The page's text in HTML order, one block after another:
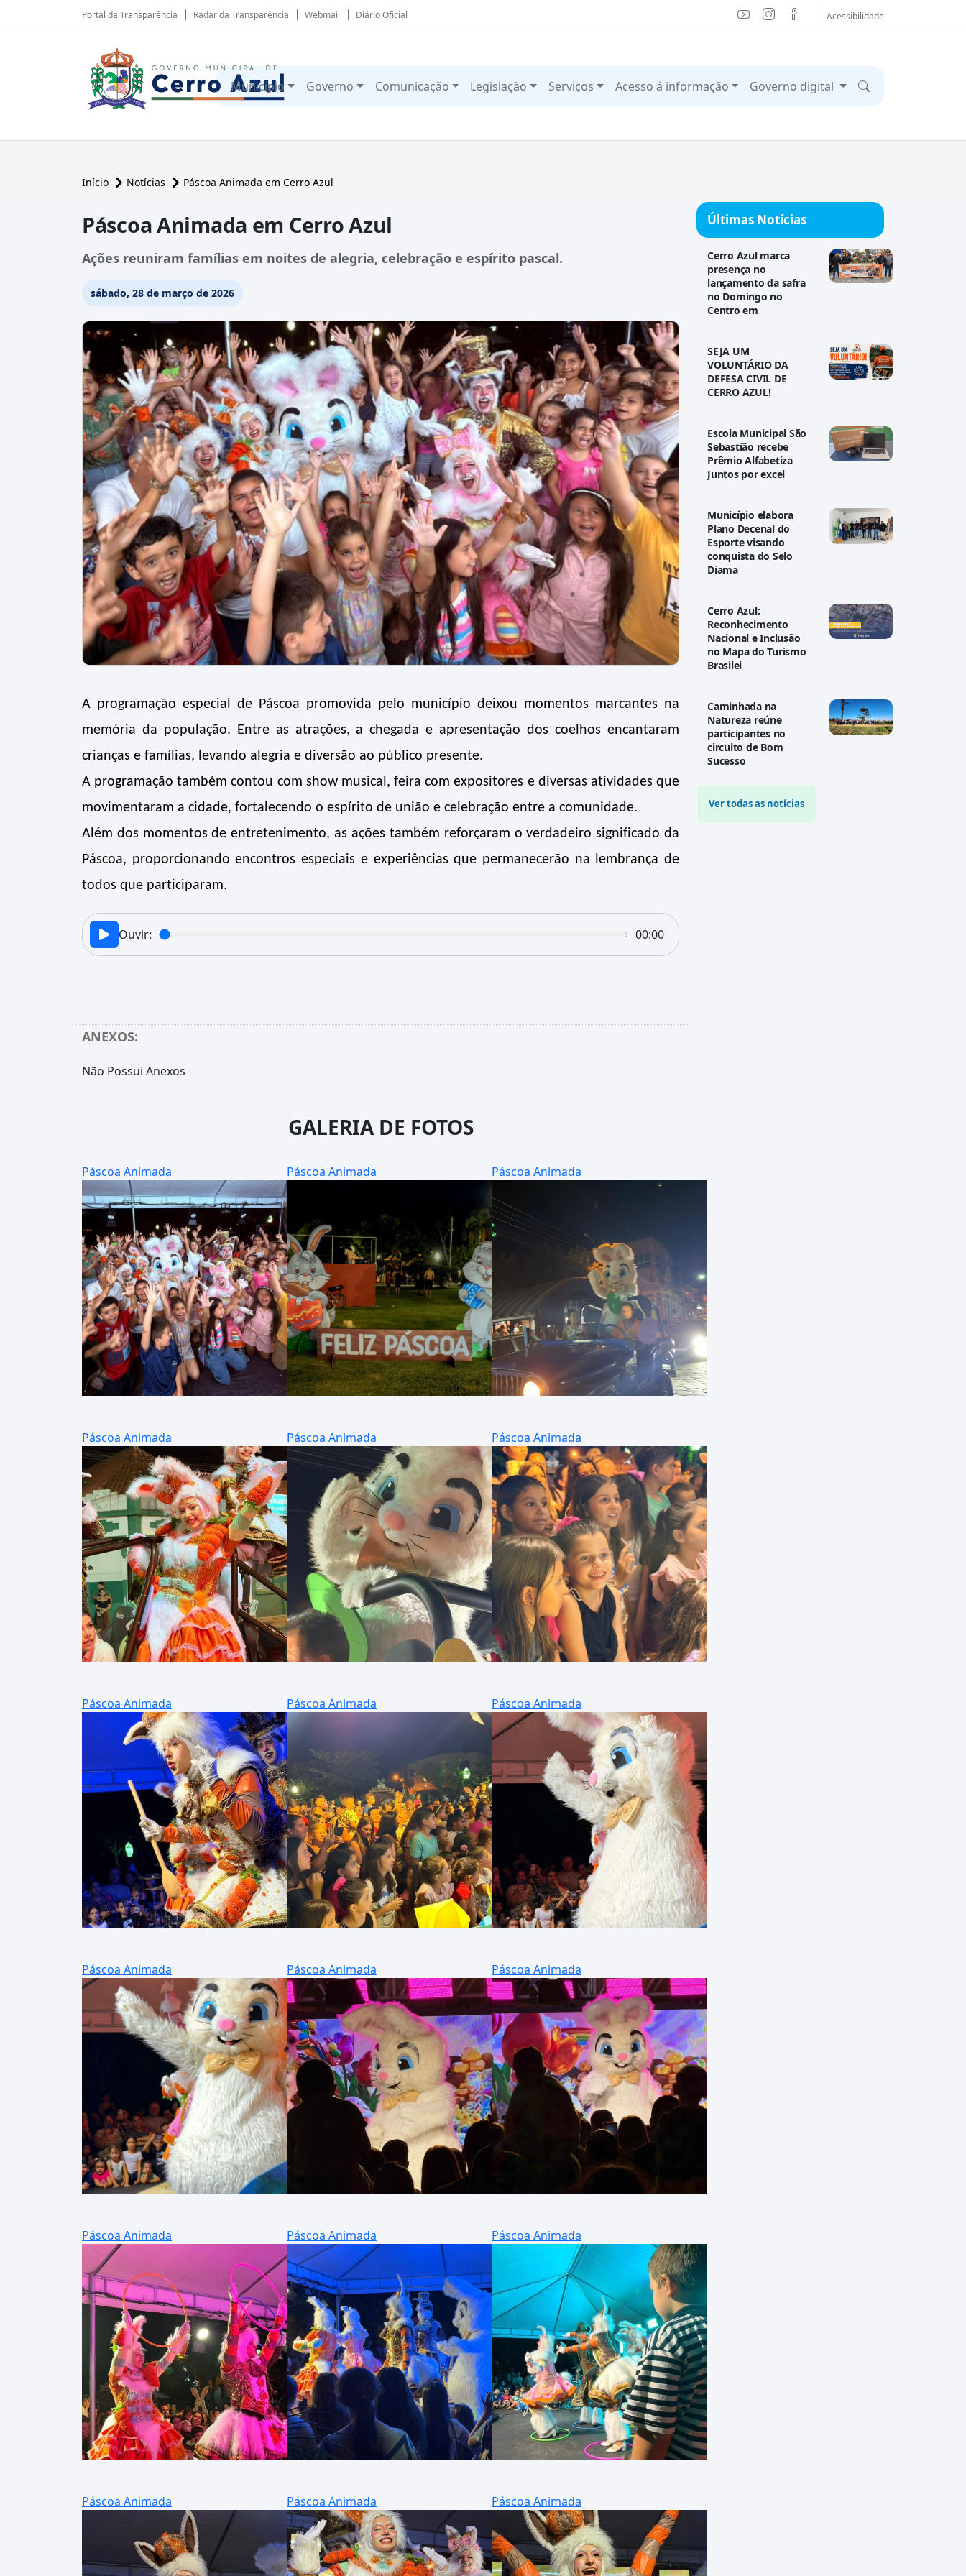
Portal da Transparência Radar da Transparência Webmail Diário Oficial Acessibilidade
Município Governo Comunicação Legislação Serviços Acesso á informação Governo digital
Início Notícias Páscoa Animada em Cerro Azul
Páscoa Animada em Cerro Azul
Ações reuniram famílias em noites de alegria, celebração e espírito pascal.
sábado, 28 de março de 2026
A programação especial de Páscoa promovida pelo município deixou momentos marcantes na
memória da população. Entre as atrações, a chegada e apresentação dos coelhos encantaram
crianças e famílias, levando alegria e diversão ao público presente.
A programação também contou com show musical, feira com expositores e diversas atividades que
movimentaram a cidade, fortalecendo o espírito de união e celebração entre a comunidade.
Além dos momentos de entretenimento, as ações também reforçaram o verdadeiro significado da
Páscoa, proporcionando encontros especiais e experiências que permanecerão na lembrança de
todos que participaram.
Ouvir: 00:00
ANEXOS:
Não Possui Anexos
GALERIA DE FOTOS
Páscoa Animada Páscoa Animada Páscoa Animada
Páscoa Animada Páscoa Animada Páscoa Animada
Páscoa Animada Páscoa Animada Páscoa Animada
Páscoa Animada Páscoa Animada Páscoa Animada
Páscoa Animada Páscoa Animada Páscoa Animada
Páscoa Animada Páscoa Animada Páscoa Animada
Últimas Notícias
Cerro Azul marca
presença no
lançamento da safra
no Domingo no
Centro em
SEJA UM
VOLUNTÁRIO DA
DEFESA CIVIL DE
CERRO AZUL!
Escola Municipal São
Sebastião recebe
Prêmio Alfabetiza
Juntos por excel
Município elabora
Plano Decenal do
Esporte visando
conquista do Selo
Diama
Cerro Azul:
Reconhecimento
Nacional e Inclusão
no Mapa do Turismo
Brasilei
Caminhada na
Natureza reúne
participantes no
circuito de Bom
Sucesso
Ver todas as notícias